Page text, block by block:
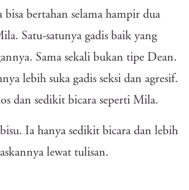
bisa bertahan selama hampir dua
Satu-satunya gadis baik yang
Sama sekali bukan tipe Dean.
lebih suka gadis seksi dan agresif.
dan sedikit bicara seperti Mila.
Ia hanya sedikit bicara dan lebih
lewat tulisan.